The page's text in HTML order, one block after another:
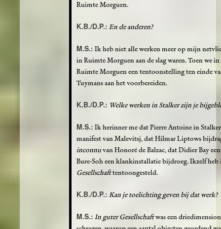
Ruimte Morguen.
K.B./D.P.: En de anderen?
M.S.: Ik heb niet alle werken meer op mijn
in Ruimte Morguen aan de slag waren. Toen we
Ruimte Morguen een tentoonstelling ten einde
Tuymans aan het voorbereiden.
K.B./D.P.: Welke werken in Stalker zijn je
M.S.: Ik herinner me dat Pierre Antoine in
manifest van Malevitsj, dat Hilmar Liptows
inconnuvan Honoré de Balzac, dat Didier Bay
Bure-Soh een klankinstallatie bijdroeg. Ikzelf heb
Gesellschafttentoongesteld.
K.B./D.P.: Kan je toelichting geven bij dat werk?
M.S.: In guter Gesellschaftwas een